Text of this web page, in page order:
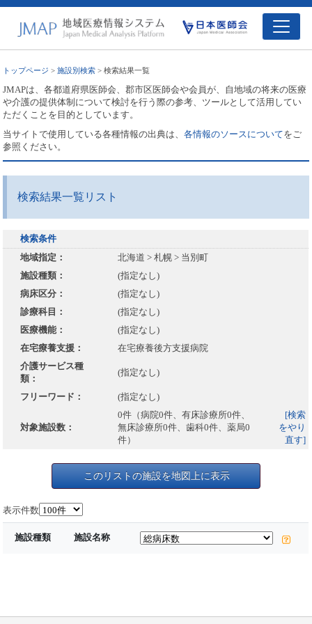
トップページ >施設別検索 > 検索結果一覧
JMAPは、各都道府県医師会、郡市区医師会や会員が、自地域の将来の医療
や介護の提供体制について検討を行う際の参考、ツールとして活用してい
ただくことを目的としています。
当サイトで使用している各種情報の出典は、各情報のソースについてをご
参照ください。
検索結果一覧リスト
検索条件
地域指定：
北海道 > 札幌 > 当別町
施設種類：
(指定なし)
病床区分：
(指定なし)
診療科目：
(指定なし)
医療機能：
(指定なし)
在宅療養支援：
在宅療養後方支援病院
介護サービス種
類：
(指定なし)
フリーワード： (指定なし)
対象施設数：
0件（病院0件、有床診療所0件、
無床診療所0件、歯科0件、薬局0
件）
[検索
をやり
直す]
このリストの施設を地図上に表示
表示件数
施設種類 施設名称